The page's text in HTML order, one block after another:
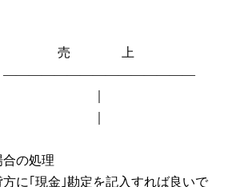
上
｜
合の処理
に｢現金｣勘定を記入すれば良いで